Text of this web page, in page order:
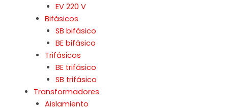
EV 220 V
Bifásicos
SB bifásico
BE bifásico
Trifásicos
BE trifásico
SB trifásico
Transformadores
Aislamiento